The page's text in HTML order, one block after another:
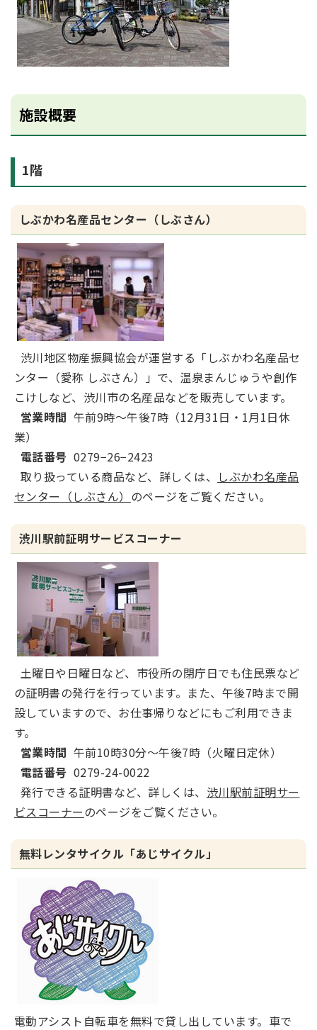
施設概要
1階
しぶかわ名産品センター（しぶさん）
渋川地区物産振興協会が運営する「しぶかわ名産品セ
ンター（愛称 しぶさん）」で、温泉まんじゅうや創作
こけしなど、渋川市の名産品などを販売しています。
営業時間 午前9時～午後7時（12月31日・1月1日休
業）
電話番号 0279−26−2423
取り扱っている商品など、詳しくは、 しぶかわ名産品
センター（しぶさん） のページをご覧ください。
渋川駅前証明サービスコーナー
土曜日や日曜日など、市役所の閉庁日でも住民票など
の証明書の発行を行っています。また、午後7時まで開
設していますので、お仕事帰りなどにもご利用できま
す。
営業時間 午前10時30分～午後7時（火曜日定休）
電話番号 0279-24-0022
発行できる証明書など、詳しくは、 渋川駅前証明サー
ビスコーナーのページをご覧ください。
無料レンタサイクル「あじサイクル」
電動アシスト自転車を無料で貸し出しています。車で